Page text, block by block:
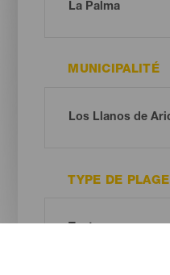
MUNICIPALITÉ
TYPE DE PLAGE